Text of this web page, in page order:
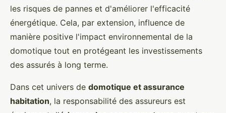
les risques de pannes et d'améliorer l'efficacité
énergétique. Cela, par extension, influence de
manière positive l'impact environnemental de la
domotique tout en protégeant les investissements
des assurés à long terme.
Dans cet univers de domotique et assurance
habitation, la responsabilité des assureurs est